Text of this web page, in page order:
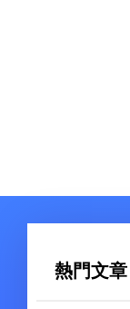
熱門文章